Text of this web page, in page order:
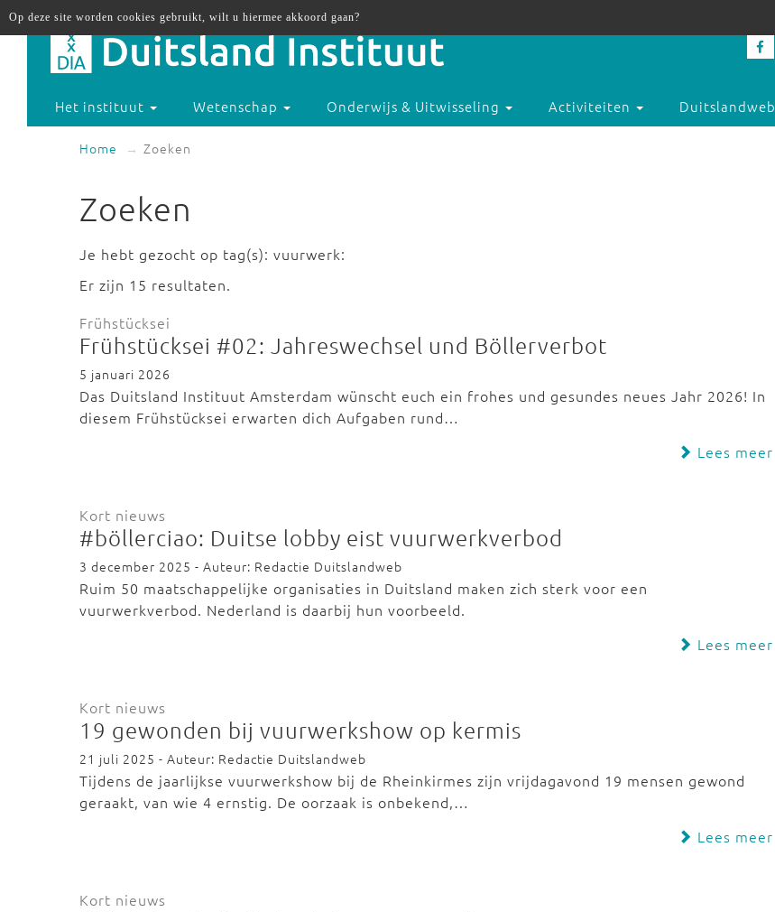
Het instituut Wetenschap Onderwijs & Uitwisseling Activiteiten Duitslandweb
Home Zoeken
Zoeken
Je hebt gezocht op tag(s): vuurwerk:
Er zijn 15 resultaten.
Frühstücksei
Frühstücksei #02: Jahreswechsel und Böllerverbot
5 januari 2026
Das Duitsland Instituut Amsterdam wünscht euch ein frohes und gesundes neues Jahr 2026! In
diesem Frühstücksei erwarten dich Aufgaben rund…
Lees meer
Kort nieuws
#böllerciao: Duitse lobby eist vuurwerkverbod
3 december 2025 - Auteur: Redactie Duitslandweb
Ruim 50 maatschappelijke organisaties in Duitsland maken zich sterk voor een
vuurwerkverbod. Nederland is daarbij hun voorbeeld.
Lees meer
Kort nieuws
19 gewonden bij vuurwerkshow op kermis
21 juli 2025 - Auteur: Redactie Duitslandweb
Tijdens de jaarlijkse vuurwerkshow bij de Rheinkirmes zijn vrijdagavond 19 mensen gewond
geraakt, van wie 4 ernstig. De oorzaak is onbekend,…
Lees meer
Kort nieuws
Op deze site worden cookies gebruikt, wilt u hiermee akkoord gaan?